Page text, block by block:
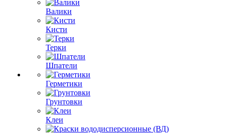
Валики
Кисти
Терки
Шпатели
Герметики
Грунтовки
Клеи